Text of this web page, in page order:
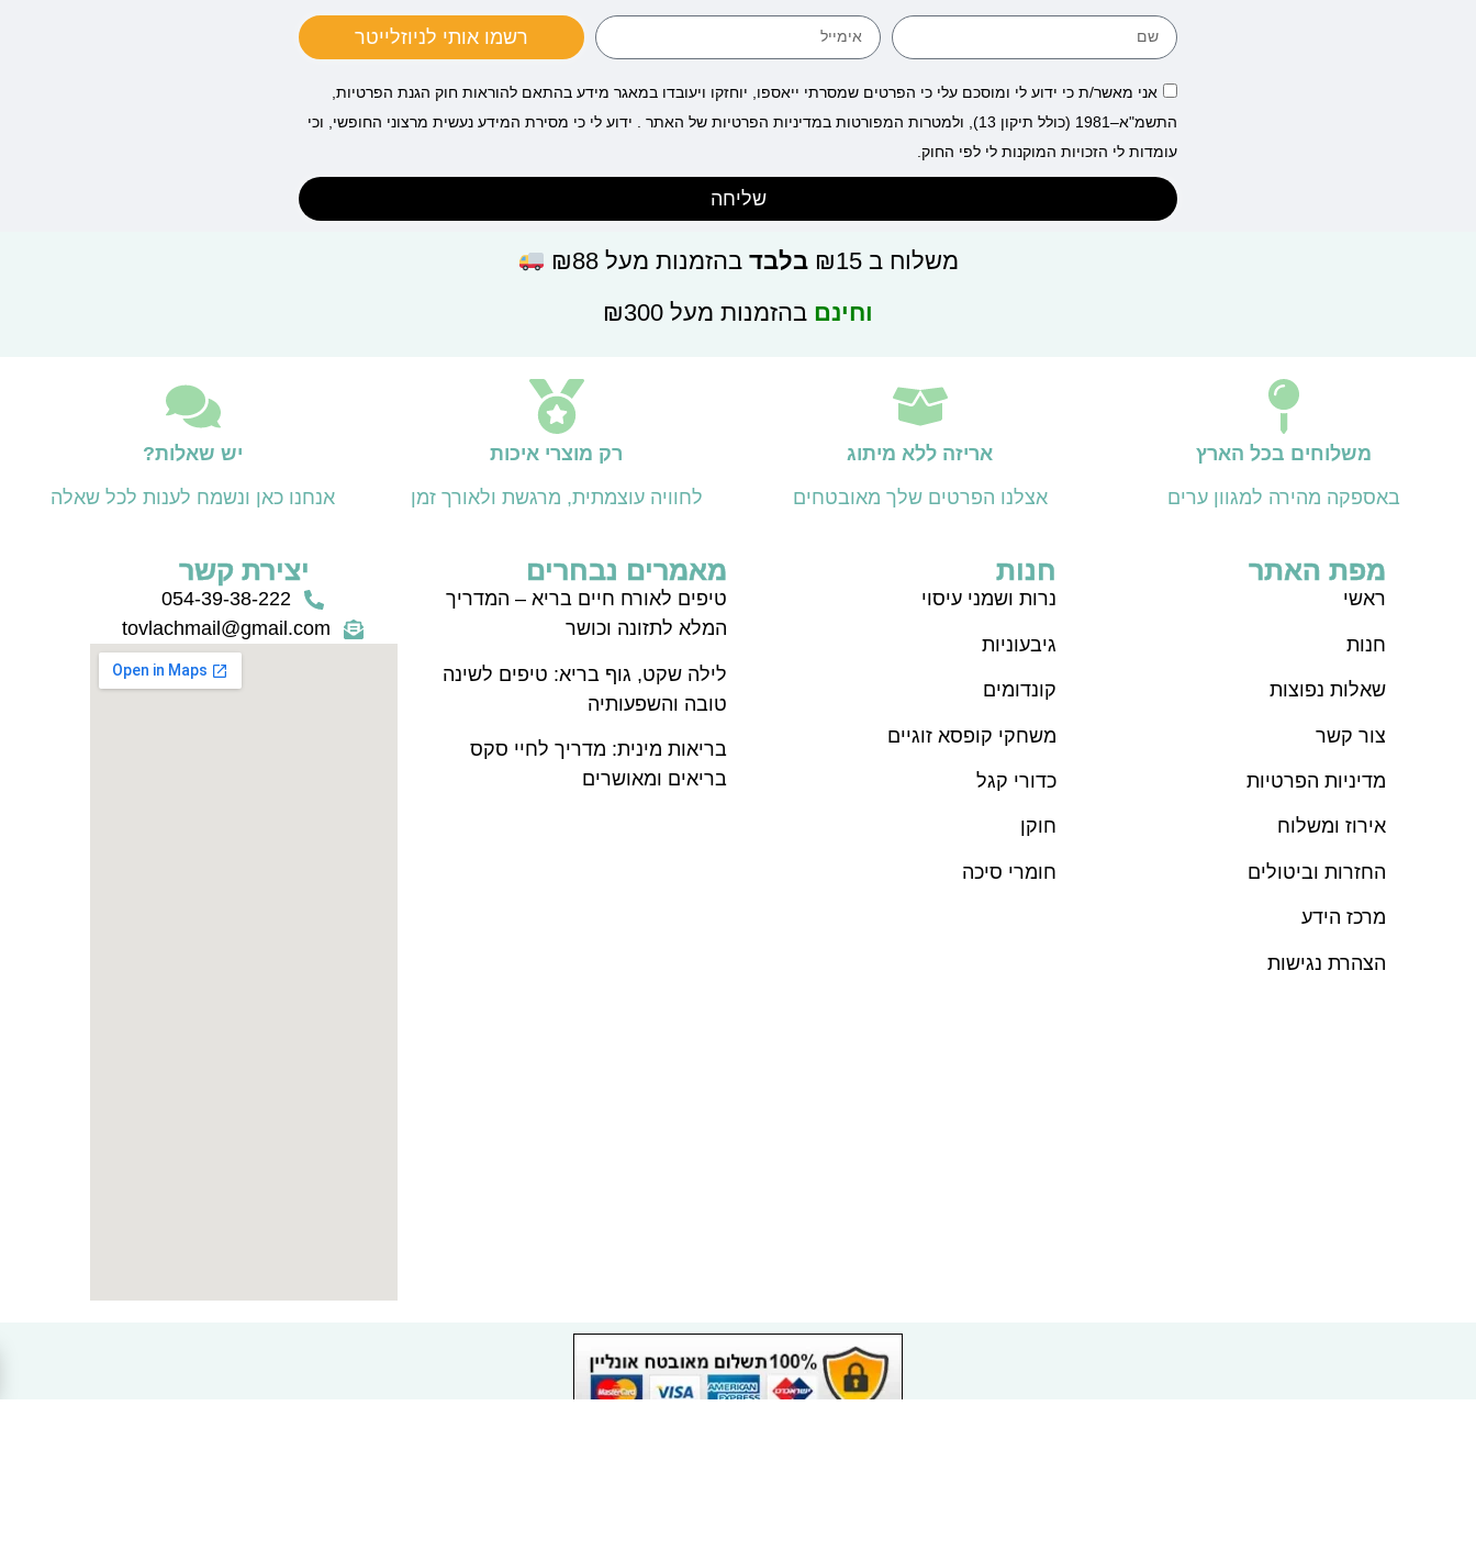
רשמו אותי לניוזלייטר
אני מאשר/ת כי ידוע לי ומוסכם עלי כי הפרטים שמסרתי ייאספו, יוחזקו ויעובדו במאגר מידע בהתאם להוראות חוק הגנת הפרטיות,
התשמ"א–1981 (כולל תיקון 13), ולמטרות המפורטות במדיניות הפרטיות של האתר . ידוע לי כי מסירת המידע נעשית מרצוני החופשי, וכי
עומדות לי הזכויות המוקנות לי לפי החוק.
שליחה
משלוח ב ₪15 בלבדבהזמנות מעל ₪88
וחינם בהזמנות מעל ₪300
משלוחים בכל הארץ
באספקה מהירה למגוון ערים
אריזה ללא מיתוג
אצלנו הפרטים שלך מאובטחים
רק מוצרי איכות
לחוויה עוצמתית, מרגשת ולאורך זמן
יש שאלות?
אנחנו כאן ונשמח לענות לכל שאלה
מפת האתר
ראשי
חנות
שאלות נפוצות
צור קשר
מדיניות הפרטיות
אירוז ומשלוח
החזרות וביטולים
מרכז הידע
הצהרת נגישות
חנות
נרות ושמני עיסוי
גיבעוניות
קונדומים
משחקי קופסא זוגיים
כדורי קגל
חוקן
חומרי סיכה
מאמרים נבחרים
טיפים לאורח חיים בריא – המדריך
המלא לתזונה וכושר
לילה שקט, גוף בריא: טיפים לשינה
טובה והשפעותיה
בריאות מינית: מדריך לחיי סקס
בריאים ומאושרים
יצירת קשר
054-39-38-222
tovlachmail@gmail.com